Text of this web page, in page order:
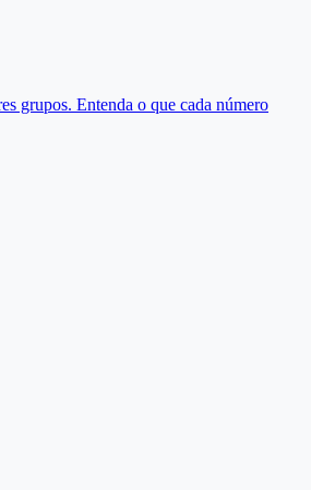
grupos. Entenda o que cada número